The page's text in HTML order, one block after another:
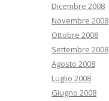
Dicembre 2008
Novembre 2008
Ottobre 2008
Settembre 2008
Agosto 2008
Luglio 2008
Giugno 2008